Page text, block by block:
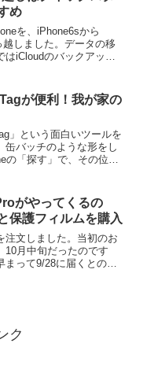
め
を、iPhone6sから
しました。データの移
iCloudのバックアップ
でした。
が便利！我が家の
」という面白いツールを
缶バッチのような形をし
の「探す」で、その位置
けば、その位置が分か
がやってくるの
保護フィルムを購入
注文しました。当初のお
10月中旬だったのです
って9/28に届くとのこ
ク